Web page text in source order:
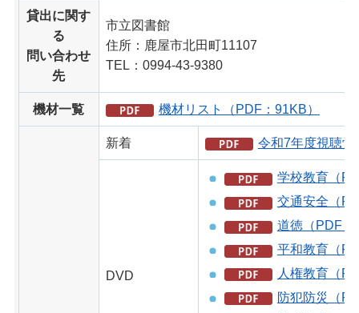
貸出に関す
る
問い合わせ
先
市立図書館
住所：鹿屋市北田町11107
TEL：0994-43-9380
機材一覧 機材リスト（PDF：91KB）
新着 令和7年度視聴
DVD
学校教育（
交通安全（
道徳（PDF：
平和教育（
人権教育（
防犯防災（